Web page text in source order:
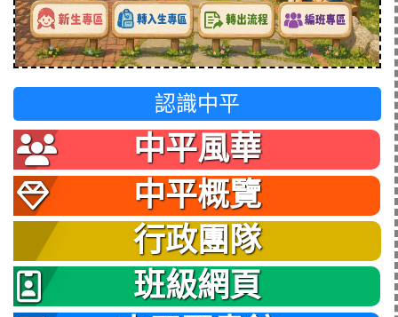
認識中平
中平風華
中平概覽
行政團隊
班級網頁